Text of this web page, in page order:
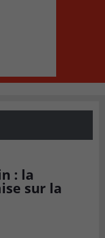
: la
sur la